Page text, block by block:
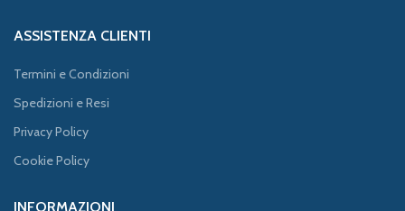
ASSISTENZA CLIENTI
Termini e Condizioni
Spedizioni e Resi
Privacy Policy
Cookie Policy
INFORMAZIONI